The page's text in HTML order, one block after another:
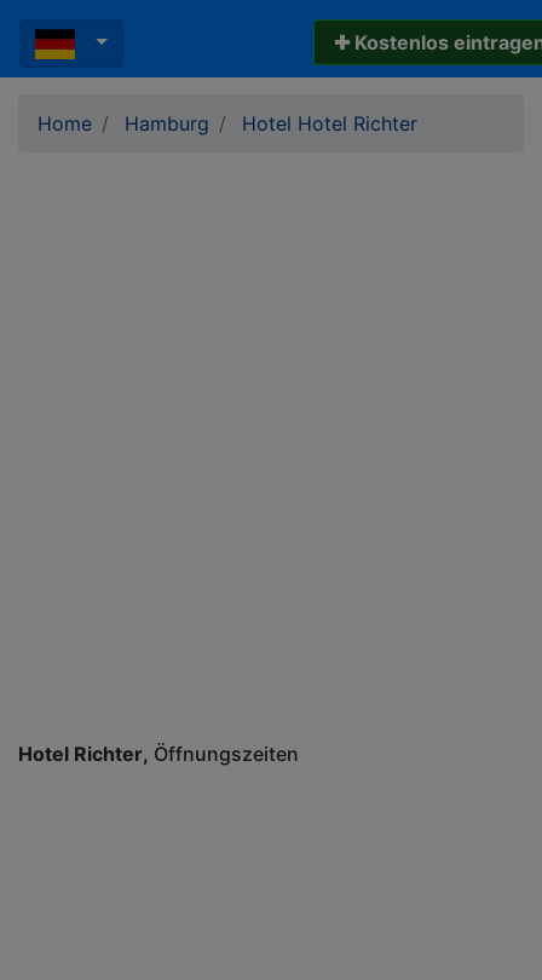
✚ Kostenlos
Home Hamburg Hotel Hotel Richter
Hotel Richter Öffnungszeiten